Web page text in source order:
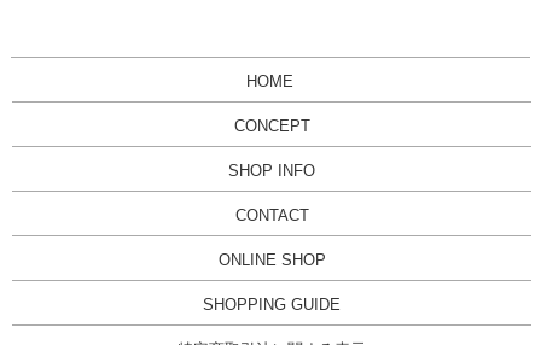
HOME
CONCEPT
SHOP INFO
CONTACT
ONLINE SHOP
SHOPPING GUIDE